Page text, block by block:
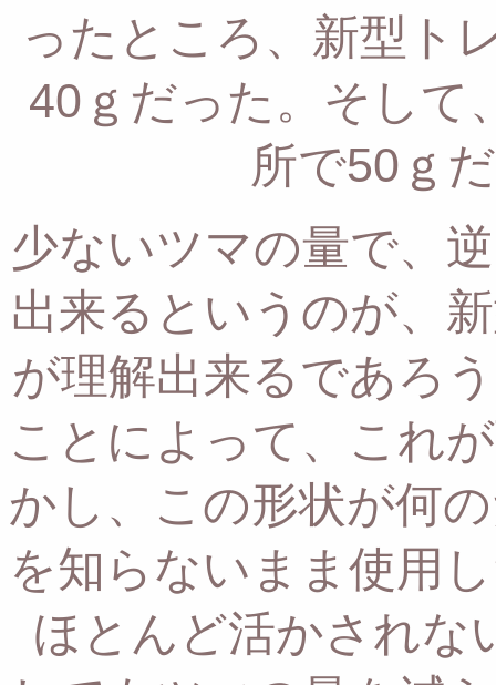
ったところ、 新型ト
40ｇだった。 そして
所で50ｇ
少ないツマの量で、
出来るというのが、
が理解出来るであろ
ことによって、これ
かし、この形状が何
を知らないまま使用
ほとんど活かされな